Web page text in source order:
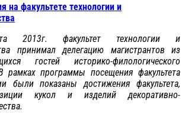
на факультете технологии и
2013г. факультет технологии и
принимал делегацию магистрантов из
гостей историко-филологического
рамках программы посещения факультета
были показаны достижения факультета,
кукол и изделий декоративно-